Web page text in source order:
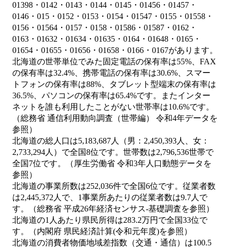
01398・0142・0143・0144・0145・01456・01457・
0146・015・0152・0153・0154・01547・0155・01558・
0156・01564・0157・0158・01586・01587・0162・
0163・01632・01634・01635・0164・01648・0165・
01654・01655・01656・01658・0166・0167があります。
北海道の世帯単位でみた固定電話の保有率は55%、FAX
の保有率は32.4%、携帯電話の保有率は30.6%、スマー
トフォンの保有率は88%、タブレット型端末の保有率は
36.5%、パソコンの保有率は65.4%です。またインター
ネットを誰も利用したことがない世帯率は10.6%です。
（総務省 通信利用動向調査（世帯編） 令和4年データを
参照）
北海道の総人口は5,183,687人（男：2,450,393人、女：
2,733,294人）で全国8位です。世帯数は2,796,536世帯で
全国7位です。（厚生労働省 令和3年人口動態データを
参照）
北海道の事業所数は252,036件で全国6位です。従業者数
は2,445,372人で、1事業所あたりの従業者数は9.7人で
す。（総務省 平成26年経済センサス‐基礎調査を参照）
北海道の1人あたり県民所得は283.2万円で全国33位で
す。（内閣府 県民経済計算(令和元年度)を参照）
北海道の消費者物価地域差指数（交通・通信）は100.5